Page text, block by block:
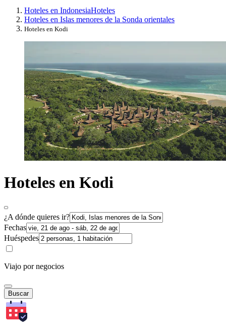
Hoteles en IndonesiaHoteles
Hoteles en Islas menores de la Sonda orientales
Hoteles en Kodi
Hoteles en Kodi
¿A dónde quieres ir?
Fechas
Huéspedes
Viajo por negocios
Buscar